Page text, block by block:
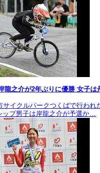
龍之介が2年ぶりに優勝 女子は
サイクルパークつくばで行われ
ップ男子は岸龍之介が予選か…